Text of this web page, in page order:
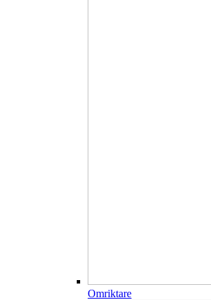
Omriktare